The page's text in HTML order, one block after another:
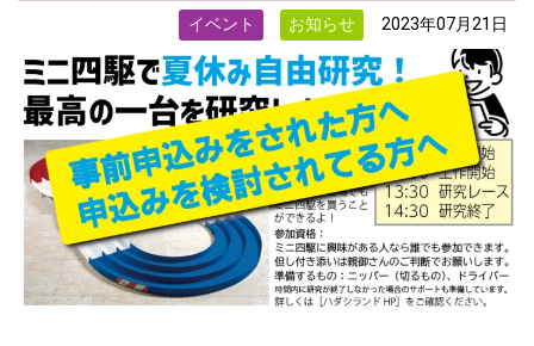
イベント お知らせ 2023年07月21日